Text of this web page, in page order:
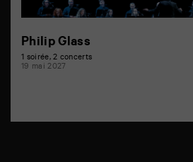
Philip Glass
1 soirée, 2 concerts
19 mai 2027